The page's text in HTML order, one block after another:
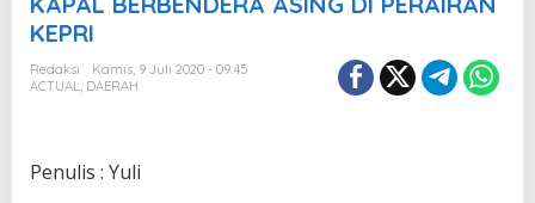
KEPRI
Redaksi
Kamis, 9 Juli 2020 - 09:45
ACTUAL, DAERAH
Penulis : Yuli